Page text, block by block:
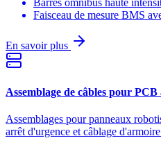
Barres omnibus haute
Faisceau de mesure BMS
En savoir plus
Assemblage de câbles pour
Assemblages pour panneaux
arrêt d'urgence et câblage